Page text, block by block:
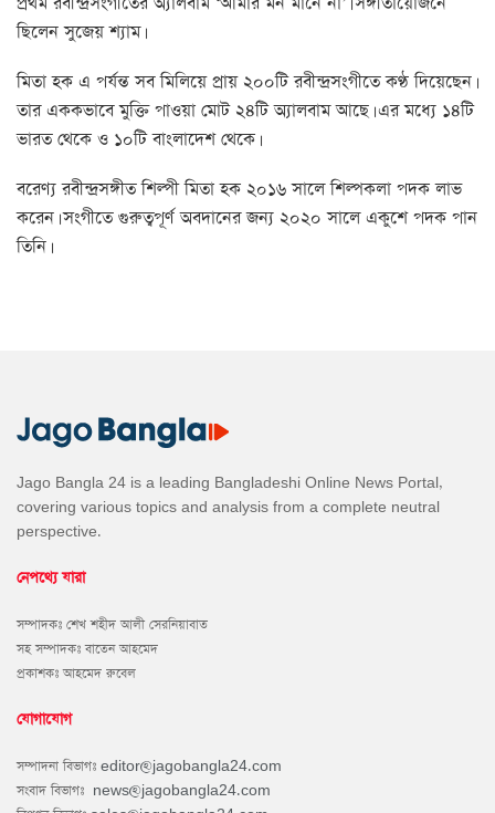
ছিলেন সুজেয় শ্যাম।
মিতা হক এ পর্যন্ত সব মিলিয়ে প্রায় ২০০টি রবীন্দ্রসংগীতে কণ্ঠ দিয়েছেন।
তার এককভাবে মুক্তি পাওয়া মোট ২৪টি অ্যালবাম আছে। এর মধ্যে ১৪টি
ভারত থেকে ও ১০টি বাংলাদেশ থেকে।
বরেণ্য রবীন্দ্রসঙ্গীত শিল্পী মিতা হক ২০১৬ সালে শিল্পকলা পদক লাভ
করেন। সংগীতে গুরুত্বপূর্ণ অবদানের জন্য ২০২০ সালে একুশে পদক পান
তিনি।
Jago Bangla 24 is a leading Bangladeshi Online News Portal,
covering various topics and analysis from a complete neutral
perspective.
নেপথ্যে যারা
সম্পাদকঃ শেখ শহীদ আলী সেরনিয়াবাত
সহ সম্পাদকঃ বাতেন আহমেদ
প্রকাশকঃ আহমেদ রুবেল
যোগাযোগ
সম্পাদনা বিভাগঃ editor@jagobangla24.com
সংবাদ বিভাগঃ news@jagobangla24.com